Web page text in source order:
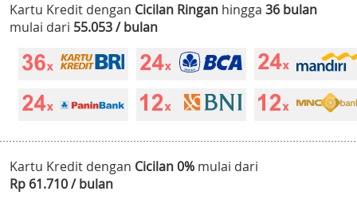
Kartu Kredit dengan Cicilan Ringan hingga 36 bulan
mulai dari 55.053 / bulan
Kartu Kredit dengan Cicilan 0% mulai dari
Rp 61.710 / bulan